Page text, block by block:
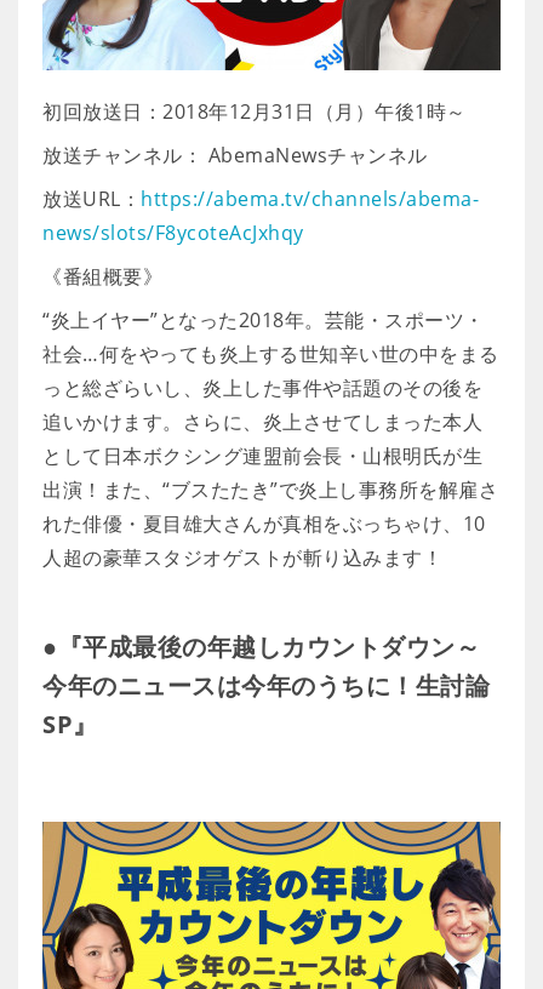
初回放送日：2018年12月31日（月）午後1時～
放送チャンネル： AbemaNewsチャンネル
放送URL： https://abema.tv/channels/abema-
news/slots/F8ycoteAcJxhqy
《番組概要》
“炎上イヤー”となった2018年。芸能・スポーツ・
社会…何をやっても炎上する世知辛い世の中をまる
っと総ざらいし、炎上した事件や話題のその後を
追いかけます。さらに、炎上させてしまった本人
として日本ボクシング連盟前会長・山根明氏が生
出演！また、“ブスたたき”で炎上し事務所を解雇さ
れた俳優・夏目雄大さんが真相をぶっちゃけ、10
人超の豪華スタジオゲストが斬り込みます！
●『平成最後の年越しカウントダウン～
今年のニュースは今年のうちに！生討論
SP』